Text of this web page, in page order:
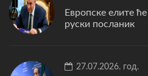
Европске елите
руски посланик
27.07.2026. год.